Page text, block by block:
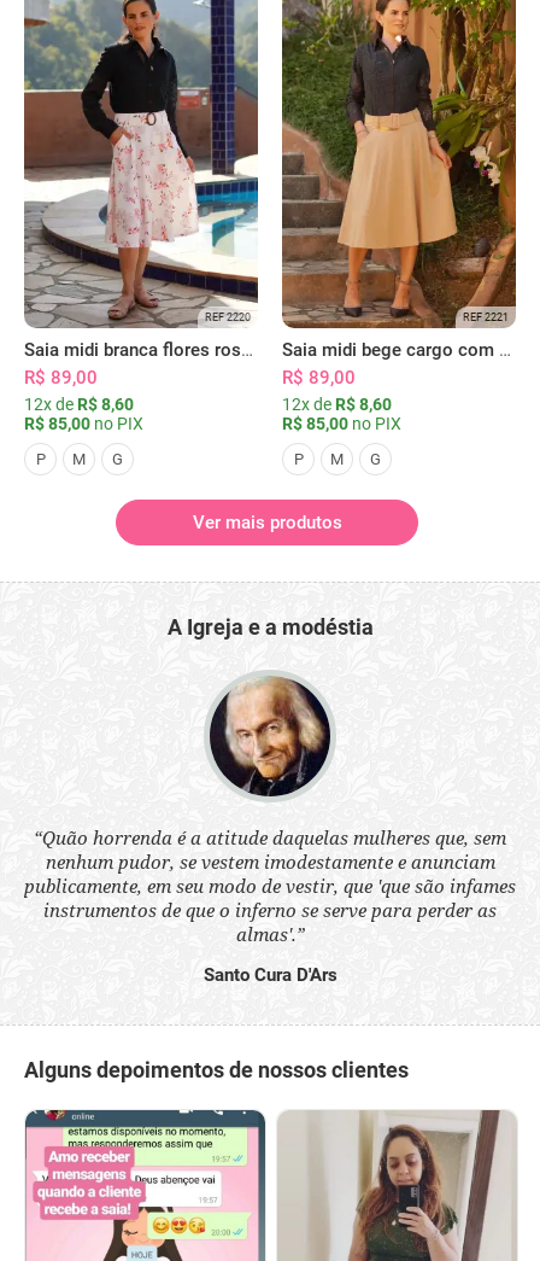
REF 2220
Saia midi branca flores rosas com bolsos
R$ 89,00
12x de R$ 8,60
R$ 85,00 no PIX
P M G
REF 2221
Saia midi bege cargo com bolsos
R$ 89,00
12x de R$ 8,60
R$ 85,00 no PIX
P M G
Ver mais produtos
A Igreja e a modéstia
“Quão horrenda é a atitude daquelas mulheres que, sem
nenhum pudor, se vestem imodestamente e anunciam
publicamente, em seu modo de vestir, que 'que são infames
instrumentos de que o inferno se serve para perder as
almas'.”
Santo Cura D'Ars
Alguns depoimentos de nossos clientes